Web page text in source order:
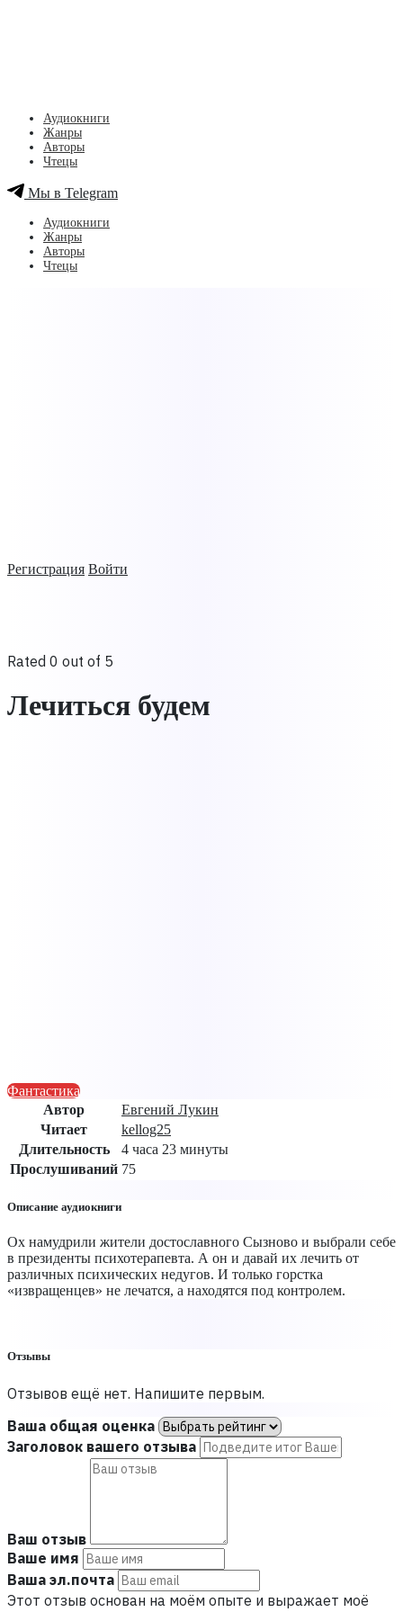
Регистрация Войти
Аудиокниги
Жанры
Авторы
Чтецы
Мы в Telegram
Аудиокниги
Жанры
Авторы
Чтецы
Rated 0 out of 5
Лечиться будем
Фантастика
Автор
Евгений Лукин
Читает
kellog25
Длительность
4 часа 23 минуты
Прослушиваний 75
Описание аудиокниги
Ох намудрили жители достославного Сызново и выбрали себе
в президенты психотерапевта. А он и давай их лечить от
различных психических недугов. И только горстка
«извращенцев» не лечатся, а находятся под контролем.
Отзывы
Отзывов ещё нет. Напишите первым.
Ваша общая оценка
Заголовок вашего отзыва
Ваш отзыв
Ваше имя
Ваша эл.почта
Этот отзыв основан на моём опыте и выражает моё